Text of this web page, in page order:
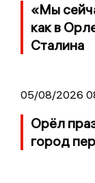
«Мы
как в
Сталина
05/08/2026
Орёл
город